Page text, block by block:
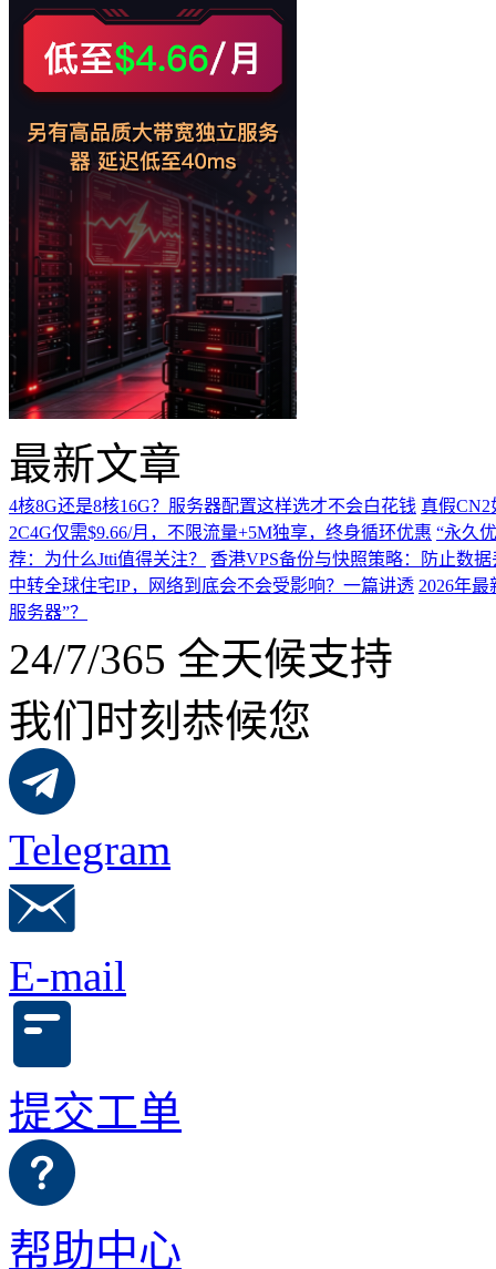
最新文章
4核8G还是8核16G？服务器配置这样选才不会白花钱 真假CN2
2C4G仅需$9.66/月，不限流量+5M独享，终身循环优惠 “永久
荐：为什么Jtti值得关注？
香港VPS备份与快照策略：防止数
中转全球住宅IP，网络到底会不会受影响？一篇讲透 2026年
服务器”？
24/7/365 全天候支持
我们时刻恭候您
Telegram
E-mail
提交工单
帮助中心